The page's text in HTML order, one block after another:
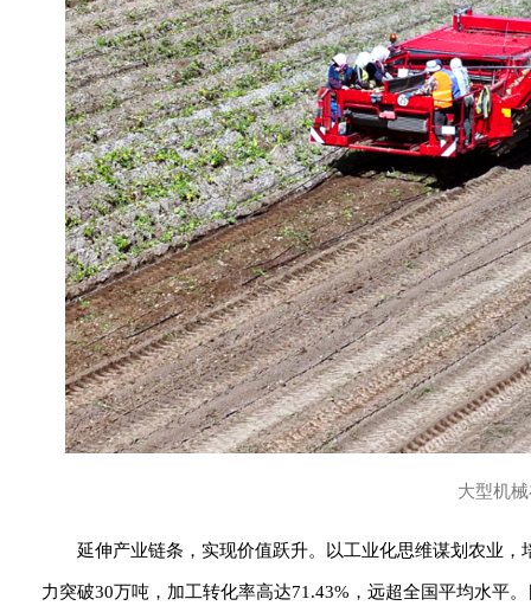
大型机
延伸产业链条，实现价值跃升。以工业化思维谋划农业
力突破30万吨，加工转化率高达71.43%，远超全国平均水平